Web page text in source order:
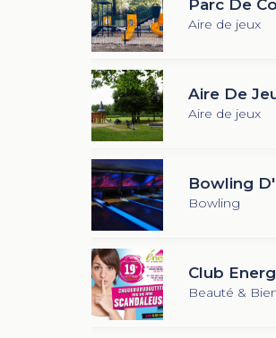
Parc De
Aire de jeux
Aire De
Aire de jeux
Bowling
Bowling
Club
Beauté &